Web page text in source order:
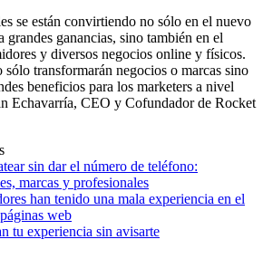
se están convirtiendo no sólo en el nuevo
grandes ganancias, sino también en el
y diversos negocios online y físicos.
sólo transformarán negocios o marcas sino
beneficios para los marketers a nivel
Echavarría, CEO y Cofundador de Rocket
sin dar el número de teléfono:
marcas y profesionales
han tenido una mala experiencia en el
web
tu experiencia sin avisarte